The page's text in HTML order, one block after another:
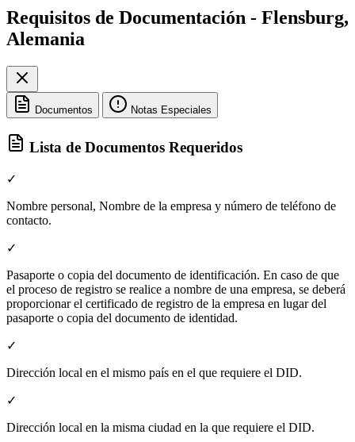
Requisitos de Documentación - Flensburg,
Alemania
Documentos Notas Especiales
Lista de Documentos Requeridos
✓
Nombre personal, Nombre de la empresa y número de teléfono de
contacto.
✓
Pasaporte o copia del documento de identificación. En caso de que
el proceso de registro se realice a nombre de una empresa, se deberá
proporcionar el certificado de registro de la empresa en lugar del
pasaporte o copia del documento de identidad.
✓
Dirección local en el mismo país en el que requiere el DID.
✓
Dirección local en la misma ciudad en la que requiere el DID.